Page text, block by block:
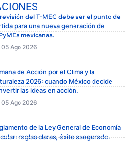
revisión del T-MEC debe ser el punto de
para una nueva generación de
mexicanas.
05 Ago 2026
de Acción por el Clima y la
2026: cuando México decide
las ideas en acción.
05 Ago 2026
de la Ley General de Economía
reglas claras, éxito asegurado.